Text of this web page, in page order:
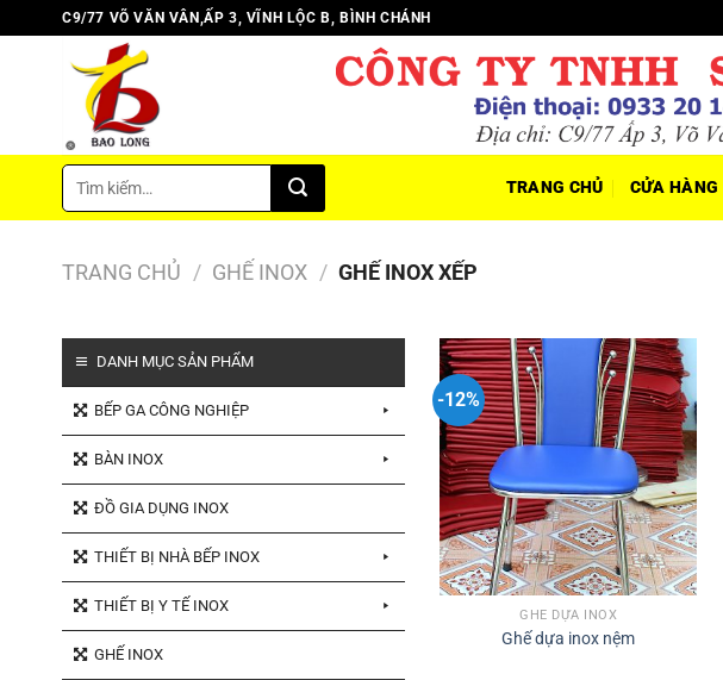
đến
C9/77 VÕ VĂN VÂN,ẤP 3, VĨNH LỘC B, BÌNH CHÁNH
Tìm
kiếm:
TRANG CHỦ CỬA HÀNG
TRANG CHỦ / GHẾ INOX / GHẾ INOX XẾP
DANH MỤC SẢN PHẨM
BẾP GA CÔNG NGHIỆP
BÀN INOX
ĐỒ GIA DỤNG INOX
THIẾT BỊ NHÀ BẾP INOX
THIẾT BỊ Y TẾ INOX
GHẾ INOX
-12%
GHẾ DỰA INOX
Ghế dựa inox nệm